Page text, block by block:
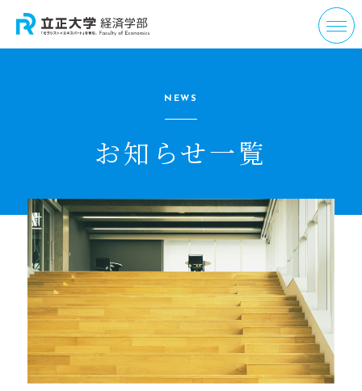
NEWS
お知らせ一覧